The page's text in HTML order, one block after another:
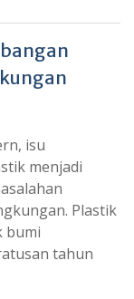
isu
menjadi
Plastik
bumi
tahun